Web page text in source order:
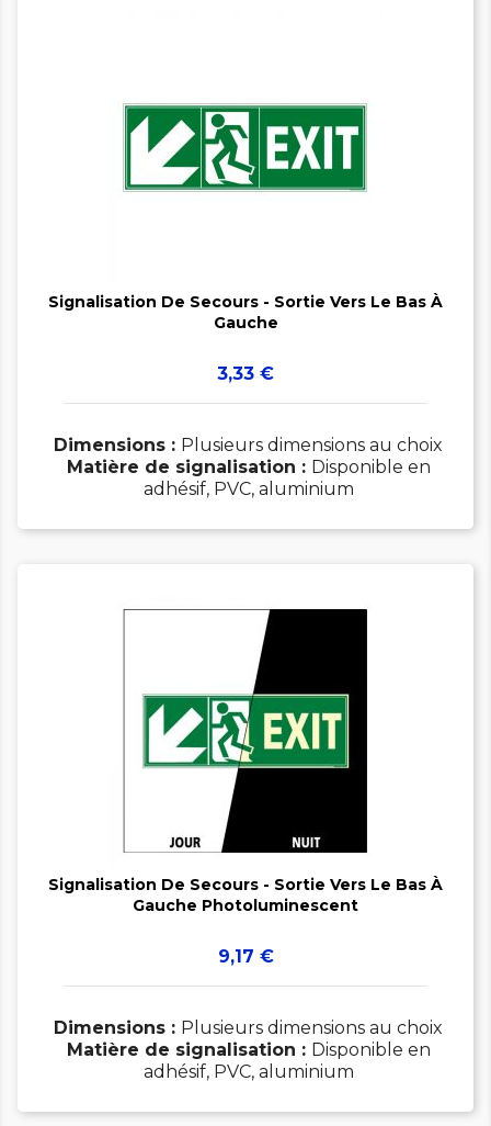
Signalisation De Secours - Sortie Vers Le Bas À
Gauche
Prix
3,33 €
Dimensions : Plusieurs dimensions au choix
Matière de signalisation : Disponible en
adhésif, PVC, aluminium
Signalisation De Secours - Sortie Vers Le Bas À
Gauche Photoluminescent
Prix
9,17 €
Dimensions : Plusieurs dimensions au choix
Matière de signalisation : Disponible en
adhésif, PVC, aluminium